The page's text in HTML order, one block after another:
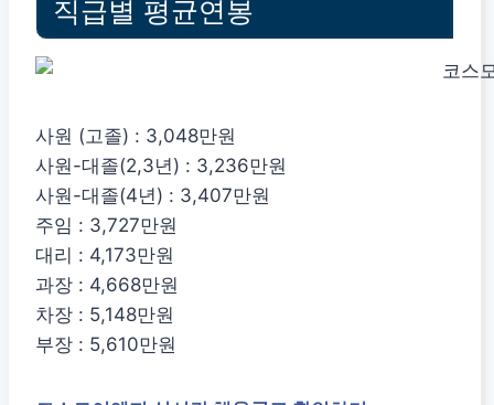
직급별 평균연봉
사원 (고졸) : 3,048만원
사원-대졸(2,3년) : 3,236만원
사원-대졸(4년) : 3,407만원
주임 : 3,727만원
대리 : 4,173만원
과장 : 4,668만원
차장 : 5,148만원
부장 : 5,610만원